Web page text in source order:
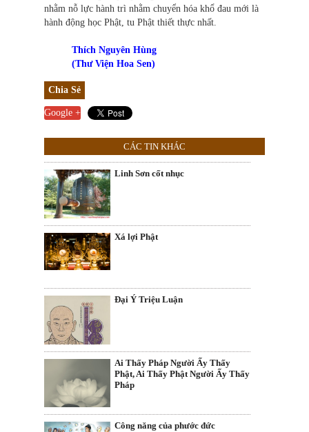
nhằm nỗ lực hành trì nhằm chuyển hóa khổ đau mới là
hành động học Phật, tu Phật thiết thực nhất.
Thích Nguyên Hùng
(Thư Viện Hoa Sen)
Chia Sẻ
Google +
CÁC TIN KHÁC
Linh Sơn cốt nhục
Xá lợi Phật
Ðại Ý Triệu Luận
Ai Thấy Pháp Người Ấy Thấy
Phật, Ai Thấy Phật Người Ấy Thấy
Pháp
Công năng của phước đức